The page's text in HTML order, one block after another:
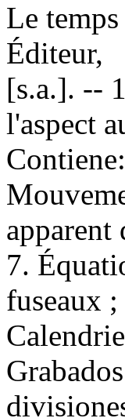
Le
Éditeur,
[s.a.]. --
l'aspect
apparent
7.
fuseaux ;